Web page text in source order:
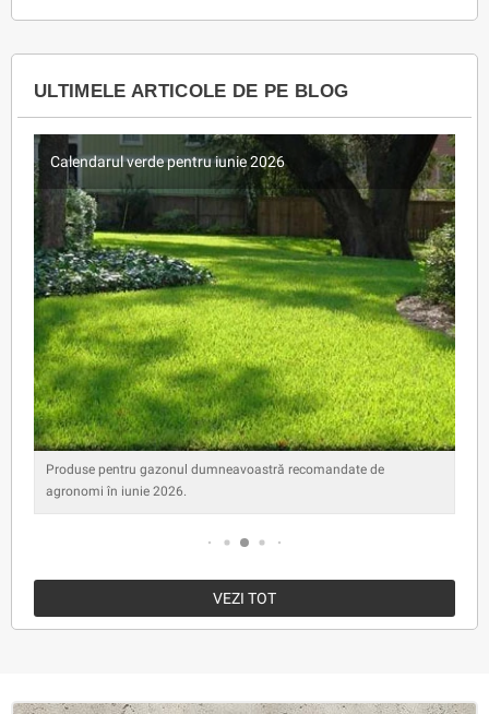
ULTIMELE ARTICOLE DE PE BLOG
Calendarul verde pentru iunie 2026
Produse pentru gazonul dumneavoastră recomandate de
agronomi în iunie 2026.
VEZI TOT